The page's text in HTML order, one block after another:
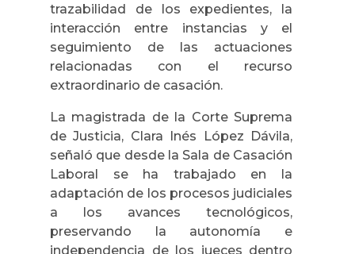
trazabilidad de los expedientes, la
interacción entre instancias y el
seguimiento de las actuaciones
relacionadas con el recurso
extraordinario de casación.
La magistrada de la Corte Suprema
de Justicia, Clara Inés López Dávila,
señaló que desde la Sala de Casación
Laboral se ha trabajado en la
adaptación de los procesos judiciales
a los avances tecnológicos,
preservando la autonomía e
independencia de los jueces dentro